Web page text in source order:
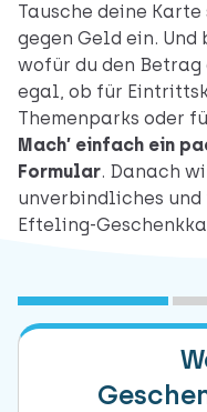
Tausche deine
gegen Geld ein.
wofür du den Betrag
egal, ob für
Themenparks oder
Mach’ einfach ein
Formular. Danach
unverbindliches
Efteling-
1
Marke(n) auswählen2